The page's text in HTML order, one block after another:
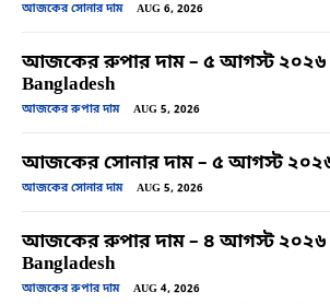
আজকের সোনার দাম AUG 6, 2026
আজকের রুপার দাম – ৫ আগস্ট ২০২৬
Bangladesh
আজকের রুপার দাম AUG 5, 2026
আজকের সোনার দাম – ৫ আগস্ট
আজকের সোনার দাম AUG 5, 2026
আজকের রুপার দাম – ৪ আগস্ট ২০২৬
Bangladesh
আজকের রুপার দাম AUG 4, 2026